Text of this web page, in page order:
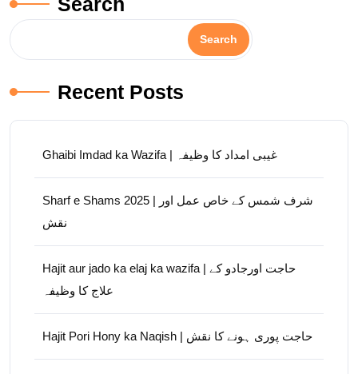
Search
Recent Posts
Ghaibi Imdad ka Wazifa | غیبی امداد کا وظیفہ
Sharf e Shams 2025 | شرف شمس کے خاص عمل اور
نقش
Hajit aur jado ka elaj ka wazifa | حاجت اورجادو کے
علاج کا وظیفہ
Hajit Pori Hony ka Naqish | حاجت پوری ہونے کا نقش